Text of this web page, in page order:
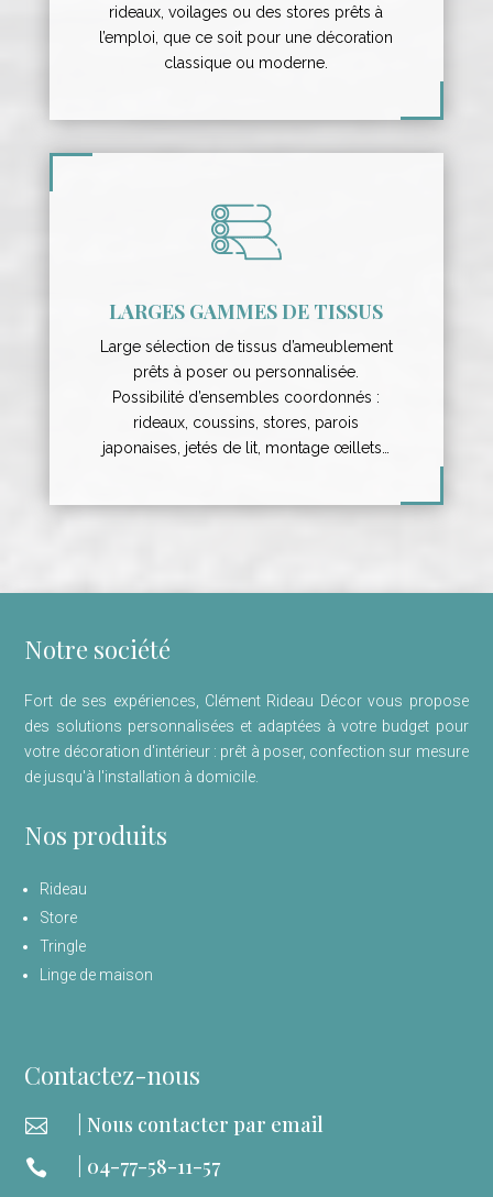
rideaux, voilages ou des stores prêts à
l’emploi, que ce soit pour une décoration
classique ou moderne.
LARGES GAMMES DE TISSUS
Large sélection de tissus d’ameublement
prêts à poser ou personnalisée.
Possibilité d’ensembles coordonnés :
rideaux, coussins, stores, parois
japonaises, jetés de lit, montage œillets…
Notre société
Fort de ses expériences, Clément Rideau Décor vous propose
des solutions personnalisées et adaptées à votre budget pour
votre décoration d'intérieur : prêt à poser, confection sur mesure
de jusqu'à l'installation à domicile.
Nos produits
Rideau
Store
Tringle
Linge de maison
Contactez-nous
 | Nous contacter par email

| 04-77-58-11-57